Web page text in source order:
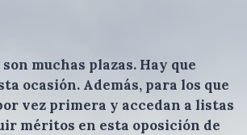
muchas plazas. Hay que
ocasión. Además, para los que
vez primera y accedan a listas
méritos en esta oposición de